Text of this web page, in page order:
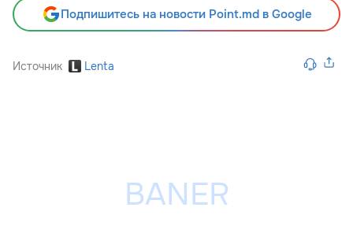
Подпишитесь на новости Point.md в Google
Источник Lenta